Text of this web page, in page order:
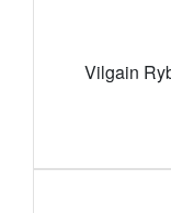
Vilgain